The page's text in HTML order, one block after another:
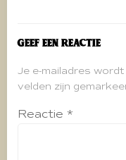
Geef een reactie
Je e-mailadres
velden zijn
Reactie *